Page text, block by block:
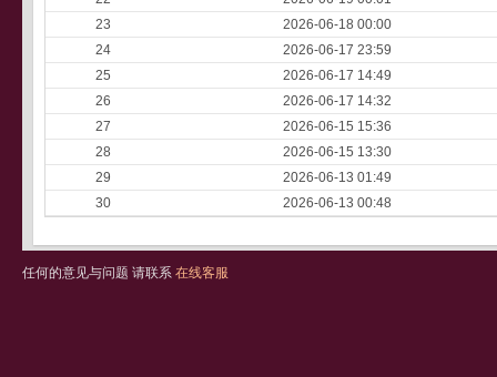
23
2026-06-18 00:00
24
2026-06-17 23:59
25
2026-06-17 14:49
26
2026-06-17 14:32
27
2026-06-15 15:36
28
2026-06-15 13:30
29
2026-06-13 01:49
30
2026-06-13 00:48
任何的意见与问题 请联系 在线客服